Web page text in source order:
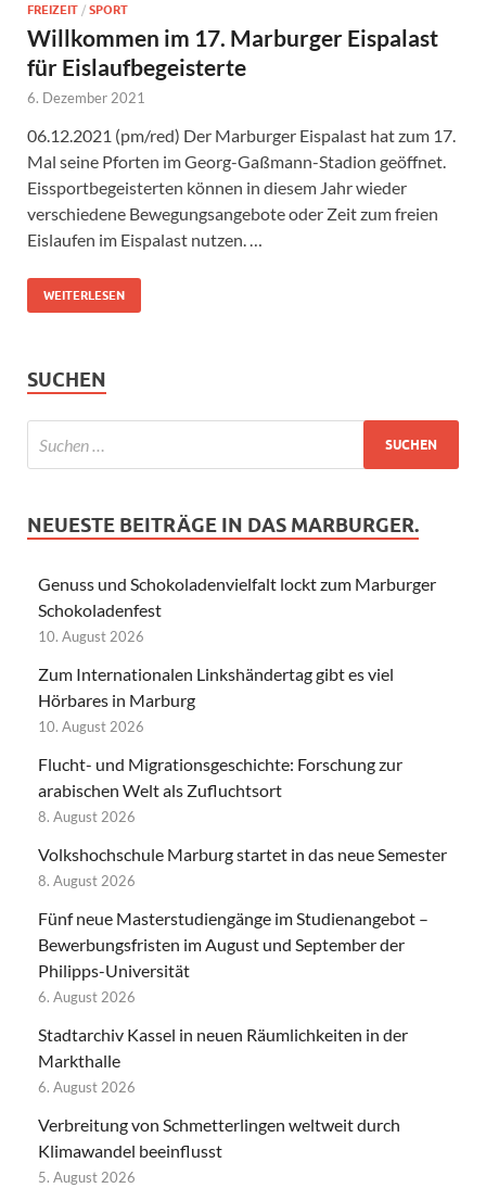
FREIZEIT / SPORT
Willkommen im 17. Marburger Eispalast
für Eislaufbegeisterte
6. Dezember 2021
06.12.2021 (pm/red) Der Marburger Eispalast hat zum 17.
Mal seine Pforten im Georg-Gaßmann-Stadion geöffnet.
Eissportbegeisterten können in diesem Jahr wieder
verschiedene Bewegungsangebote oder Zeit zum freien
Eislaufen im Eispalast nutzen. …
WEITERLESEN
SUCHEN
NEUESTE BEITRÄGE IN DAS MARBURGER.
Genuss und Schokoladenvielfalt lockt zum Marburger
Schokoladenfest
10. August 2026
Zum Internationalen Linkshändertag gibt es viel
Hörbares in Marburg
10. August 2026
Flucht- und Migrationsgeschichte: Forschung zur
arabischen Welt als Zufluchtsort
8. August 2026
Volkshochschule Marburg startet in das neue Semester
8. August 2026
Fünf neue Masterstudiengänge im Studienangebot –
Bewerbungsfristen im August und September der
Philipps-Universität
6. August 2026
Stadtarchiv Kassel in neuen Räumlichkeiten in der
Markthalle
6. August 2026
Verbreitung von Schmetterlingen weltweit durch
Klimawandel beeinflusst
5. August 2026